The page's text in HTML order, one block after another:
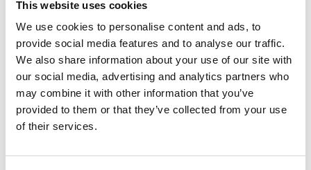
This website uses cookies
We use cookies to personalise content and ads, to
provide social media features and to analyse our traffic.
We also share information about your use of our site with
our social media, advertising and analytics partners who
may combine it with other information that you’ve
provided to them or that they’ve collected from your use
of their services.
er over 65. Det er svært at sætte grænsen for hvilke data,
der er relevante, men vi fokuserer på kunderejsen, så vi gør
det nemt og rart at være publikum hos Odense
Symfoniorkester. Hvis vi ikke udvikler os, mister vi publikum,
så udviklingsarbejdet er helt klart en del af vores arbejde, så
vi stadig er en relevant kulturinstitution”, afrunder Trine Boje
Mortensen.
Foto: Odense Symfoniorkester